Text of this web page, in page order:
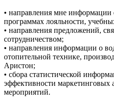
• направления мне информации
программах лояльности,
• направления предложений,
сотрудничеством;
• направления информации о
отопительной технике,
Аристон;
• сбора статистической
эффективности маркетинговых
мероприятий.